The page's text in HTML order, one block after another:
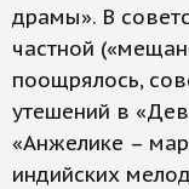
драмы». В
частной
поощрялось,
утешений в
«Анжелике –
индийских